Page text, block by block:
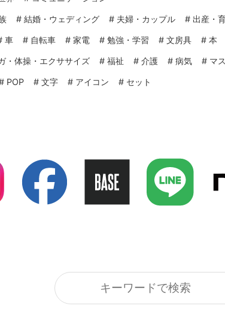
# 結婚・ウェディング # 夫婦・カップル # 出産・
車 # 自転車 # 家電 # 勉強・学習 # 文房具 # 本
・体操・エクササイズ # 福祉 # 介護 # 病気 # マ
POP # 文字 # アイコン # セット